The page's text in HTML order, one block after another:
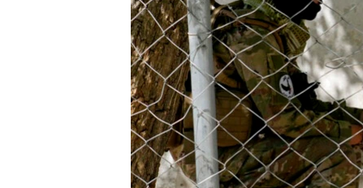
IDEALS AND INSTITUTIONS